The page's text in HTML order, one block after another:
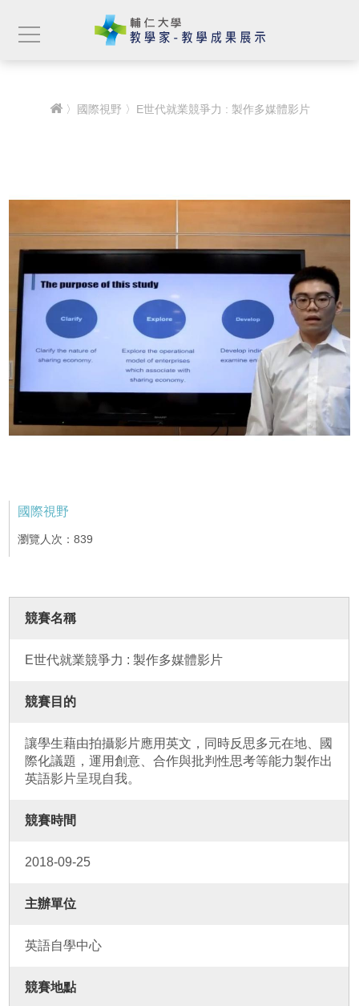
〉 國際視野 〉E世代就業競爭力 : 製作多媒體影片
國際視野
瀏覽人次：839
競賽名稱
E世代就業競爭力 : 製作多媒體影片
競賽目的
讓學生藉由拍攝影片應用英文，同時反思多元在地、國
際化議題，運用創意、合作與批判性思考等能力製作出
英語影片呈現自我。
競賽時間
2018-09-25
主辦單位
英語自學中心
競賽地點